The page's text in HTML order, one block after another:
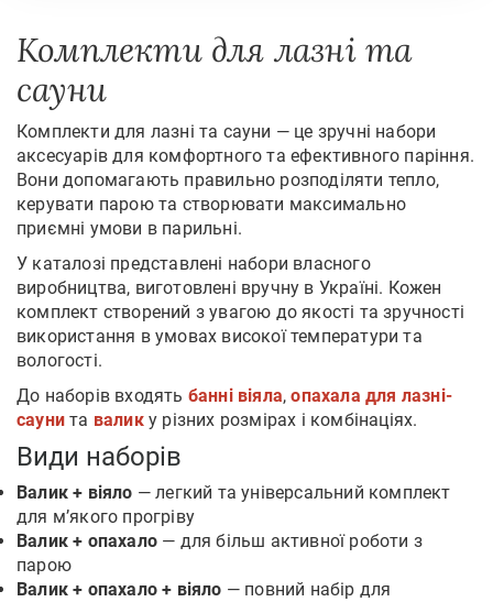
Комплекти для лазні та
сауни
Комплекти для лазні та сауни — це зручні набори
аксесуарів для комфортного та ефективного паріння.
Вони допомагають правильно розподіляти тепло,
керувати парою та створювати максимально
приємні умови в парильні.
У каталозі представлені набори власного
виробництва, виготовлені вручну в Україні. Кожен
комплект створений з увагою до якості та зручності
використання в умовах високої температури та
вологості.
До наборів входять банні віяла,опахала для лазні-
сауни та валику різних розмірах і комбінаціях.
Види наборів
Валик + віяло — легкий та універсальний комплект
для м’якого прогріву
Валик + опахало — для більш активної роботи з
парою
Валик + опахало + віяло — повний набір для